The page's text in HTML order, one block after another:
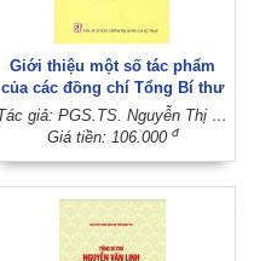
Giới thiệu một số tác phẩm
của các đồng chí Tổng Bí thư
Đảng Cộng sản Việt Nam
(Dành cho bậc đại học hệ
Tác giả: PGS.TS. Nguyễn Thị Thanh Tùng - TS. Hoàng Thị Thuận (Đồng chủ biên)
Giá tiền: 106.000 đ